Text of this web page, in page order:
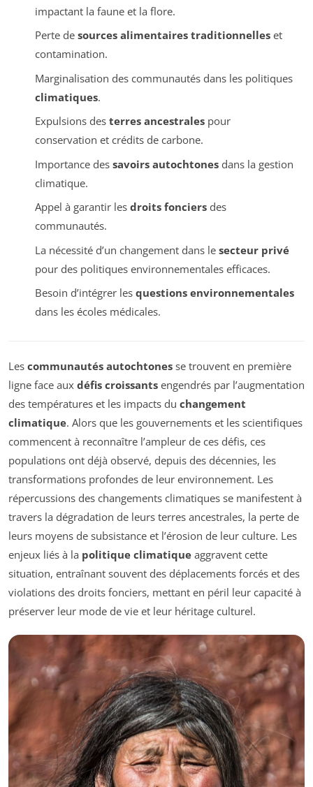
impactant la faune et la flore.
Perte de sources alimentaires traditionnelleset
contamination.
Marginalisation des communautés dans les politiques
climatiques.
Expulsions des terres ancestralespour
conservation et crédits de carbone.
Importance des savoirs autochtonesdans la gestion
climatique.
Appel à garantir les droits fonciersdes
communautés.
La nécessité d’un changement dans le secteur privé
pour des politiques environnementales efficaces.
Besoin d’intégrer les questions environnementales
dans les écoles médicales.
Les communautés autochtones se trouvent en première
ligne face aux défis croissants engendrés par l’augmentation
des températures et les impacts du changement
climatique. Alors que les gouvernements et les scientifiques
commencent à reconnaître l’ampleur de ces défis, ces
populations ont déjà observé, depuis des décennies, les
transformations profondes de leur environnement. Les
répercussions des changements climatiques se manifestent à
travers la dégradation de leurs terres ancestrales, la perte de
leurs moyens de subsistance et l’érosion de leur culture. Les
enjeux liés à la politique climatique aggravent cette
situation, entraînant souvent des déplacements forcés et des
violations des droits fonciers, mettant en péril leur capacité à
préserver leur mode de vie et leur héritage culturel.